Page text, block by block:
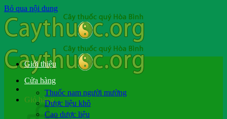
Bỏ qua nội dung
Giỏ hàng
Giới thiệu
Cửa hàng
Thuốc nam người mường
Dược liệu khô
Cao dược liệu